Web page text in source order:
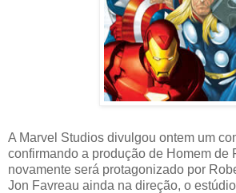
A Marvel Studios divulgou ontem um
confirmando a produção de Homem de
novamente será protagonizado por
Jon Favreau ainda na direção, o